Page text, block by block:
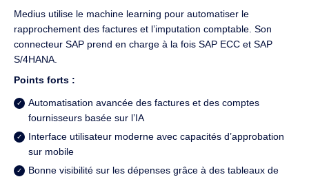
Medius utilise le machine learning pour automatiser le
rapprochement des factures et l’imputation comptable. Son
connecteur SAP prend en charge à la fois SAP ECC et SAP
S/4HANA.
Points forts :
Automatisation avancée des factures et des comptes
fournisseurs basée sur l’IA
Interface utilisateur moderne avec capacités d’approbation
sur mobile
Bonne visibilité sur les dépenses grâce à des tableaux de